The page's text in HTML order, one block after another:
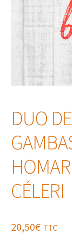
DUO
CÉLERI
20,50€ TTC